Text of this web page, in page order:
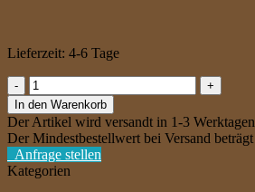
Lieferzeit: 4-6 Tage
Badisch
Wit
[8,33€L]
Menge
In den Warenkorb
Der Artikel wird versandt in 1-3 Werktagen
Der Mindestbestellwert bei Versand beträgt
Anfrage stellen
Kategorien